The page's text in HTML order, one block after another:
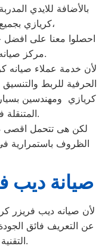
بالأضافة للايدي
كريازي بجميع موديلاتها القديم منها والحديث،
احصلوا معنا على افضل
مركز صيانه كريازي المعتمد في اهناسيا.
لأن خدمة عملاء صيانه
الحرفية للربط
كريازي ومهندسين
المتنقلة فى جميع محافظات اهناسيا.
لكن هى تتحمل اقصى
الظروف باستمرارية
صيانة ديب
لأن صيانه ديب فريزر
عن التعريف فائق
التقنية عن مثيلاتها انها كريازي.